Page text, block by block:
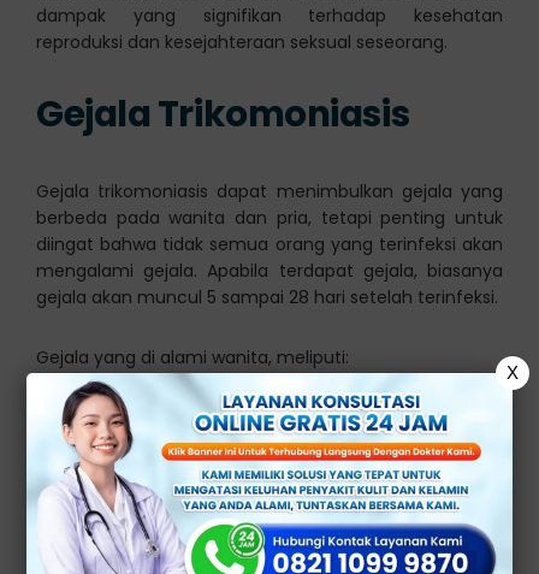
dampak yang signifikan terhadap kesehatan
reproduksi dan kesejahteraan seksual seseorang.
Gejala Trikomoniasis
Gejala trikomoniasis dapat menimbulkan gejala yang
berbeda pada wanita dan pria, tetapi penting untuk
diingat bahwa tidak semua orang yang terinfeksi akan
mengalami gejala. Apabila terdapat gejala, biasanya
gejala akan muncul 5 sampai 28 hari setelah terinfeksi.
Gejala yang di alami wanita, meliputi:
Keputihan yang tidak normal
Terasa gatal atau terbakar di area vagina atau
vulva
Terasa nyeri pada saat buang air kecil
Nyeri saat berhubungan seksual
Gejala yang di alami pria, meliputi:
X